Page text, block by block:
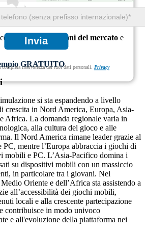
Invia
completa riservatezza dei tuoi dati personali. Privacy
sudimensioni del mercato e
GRATUITO
si sta espandendo a livello
crescita in Nord America, Europa, Asia-
Africa. La domanda regionale varia in
alla cultura del gioco e alle
Il Nord America rimane leader grazie al
mentre l’Europa abbraccia i giochi di
mobili e PC. L’Asia-Pacifico domina i
su dispositivi mobili con un massiccio
in particolare tra i giovani. Nel
Oriente e dell’Africa sta assistendo a
all’accessibilità dei giochi mobili,
locali e alla crescente partecipazione
contribuisce in modo univoco
e all'evoluzione della piattaforma nei